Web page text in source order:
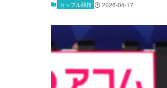
カップル競技 2026-04-17